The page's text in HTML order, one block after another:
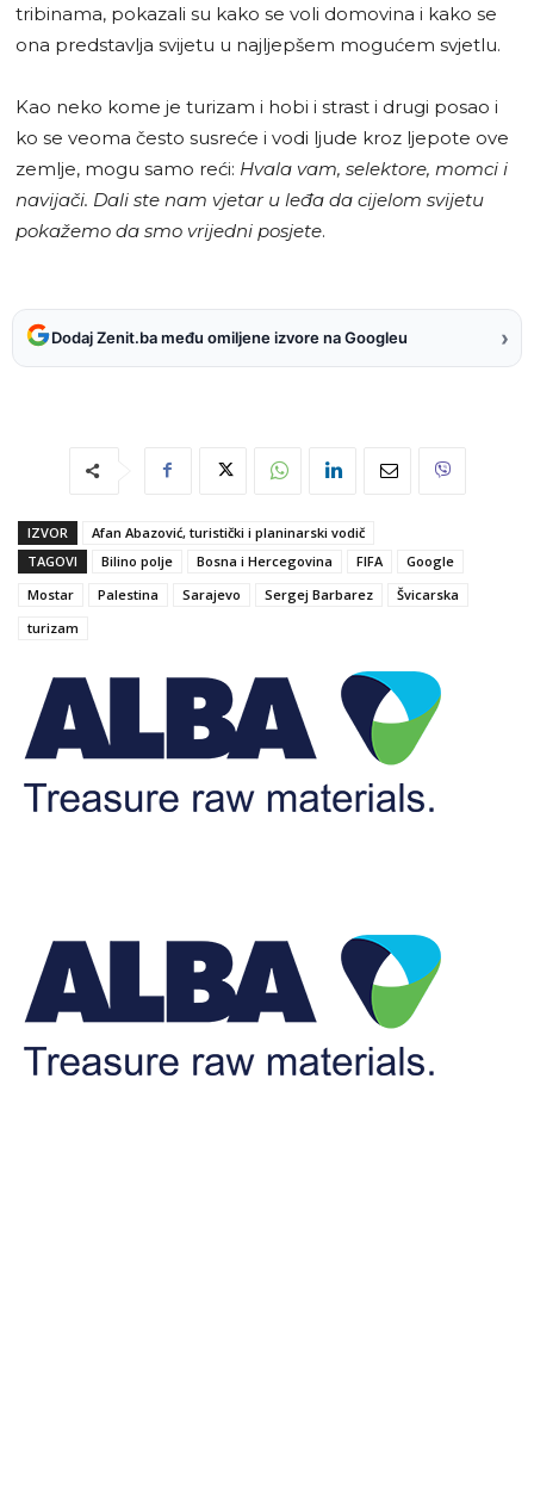
tribinama, pokazali su kako se voli domovina i kako se
ona predstavlja svijetu u najljepšem mogućem svjetlu.
Kao neko kome je turizam i hobi i strast i drugi posao i
ko se veoma često susreće i vodi ljude kroz ljepote ove
zemlje, mogu samo reći: Hvala vam, selektore, momci i
navijači. Dali ste nam vjetar u leđa da cijelom svijetu
pokažemo da smo vrijedni posjete.
Dodaj Zenit.ba među omiljene izvore na Googleu ›
IZVOR
Afan Abazović, turistički i planinarski vodič
TAGOVI
Bilino polje Bosna i Hercegovina FIFA
Google
Mostar
Palestina Sarajevo Sergej Barbarez
Švicarska
turizam